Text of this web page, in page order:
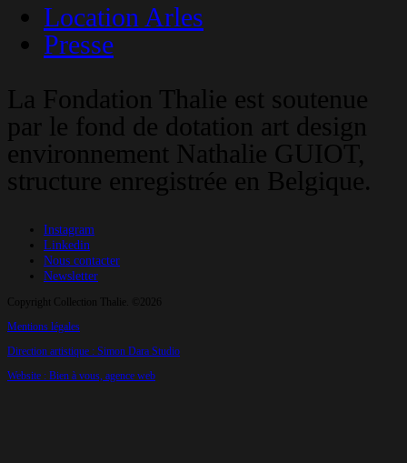
Location Arles
Presse
La Fondation Thalie est soutenue
par le fond de dotation art design
environnement Nathalie GUIOT,
structure enregistrée en Belgique.
Instagram
Linkedin
Nous contacter
Newsletter
Copyright Collection Thalie. ©2026
Mentions légales
Direction artistique : Simon Dara Studio
Website : Bien à vous, agence web